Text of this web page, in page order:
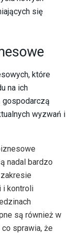
się
które
na ich
gospodarczą
wyzwań i
nadal bardzo
i kontroli
są również w
sprawia, że